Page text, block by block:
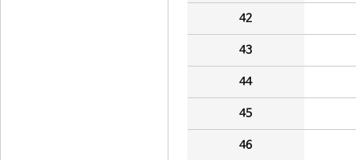
42
43
44
45
46